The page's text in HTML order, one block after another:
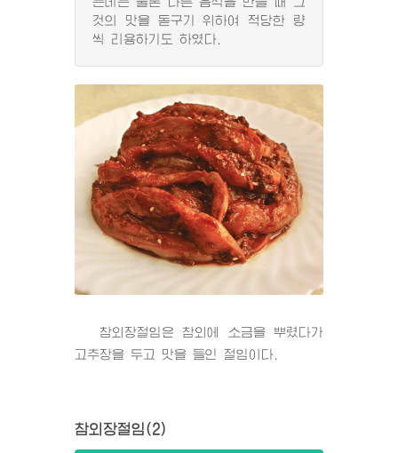
것의 맛을 돋구기 위하여 적당한 량
씩 리용하기도 하였다.
참외장절임은 참외에 소금을 뿌렸다가
고추장을 두고 맛을 들인 절임이다.
참외장절임(2)